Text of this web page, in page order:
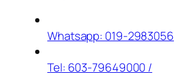
Whatsapp: 019-2983056
Tel: 603-79649000 /